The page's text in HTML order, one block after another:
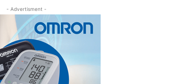
- Advertisment -